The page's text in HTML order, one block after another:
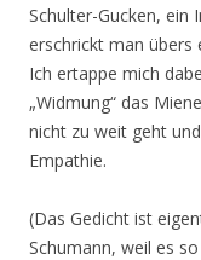
Schulter-Gucken, ein
erschrickt man übers
Ich ertappe mich
„Widmung“ das
nicht zu weit geht
Empathie.
(Das Gedicht ist
Schumann, weil es